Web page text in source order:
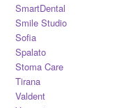
SmartDental
Smile Studio
Sofia
Spalato
Stoma Care
Tirana
Valdent